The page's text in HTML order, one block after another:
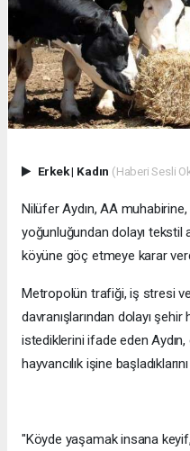
Erkek| Kadın (Haberi Sesli
Nilüfer Aydın, AA muhabirine,
yoğunluğundan dolayı tekstil
köyüne göç etmeye karar
Metropolün trafiği, iş stresi
davranışlarından dolayı
istediklerini ifade eden
hayvancılık işine
"Köyde yaşamak insana